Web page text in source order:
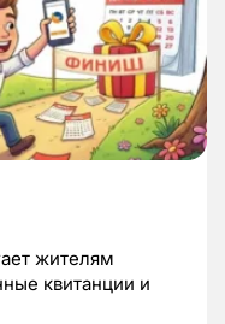
жителям
квитанции и